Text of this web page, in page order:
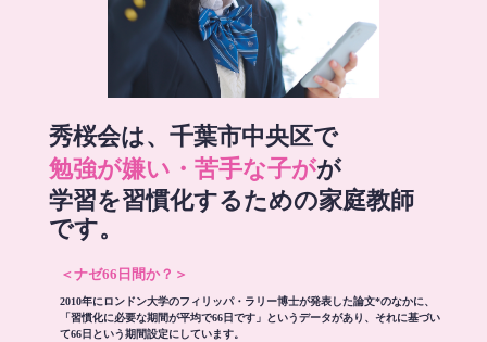
秀桜会は、千葉市中央区で
勉強が嫌い・苦手な子がが
学習を習慣化するための家庭教師
です。
＜ナゼ66日間か？＞
2010年にロンドン大学のフィリッパ・ラリー博士が発表した論文*のなかに、
「習慣化に必要な期間が平均で66日です」というデータがあり、それに基づい
て66日という期間設定にしています。